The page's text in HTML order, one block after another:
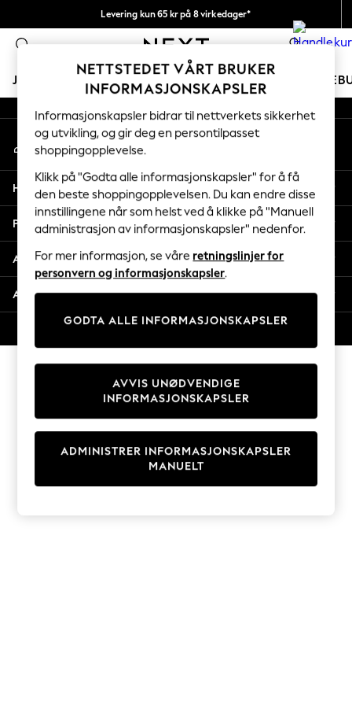
Levering kun 65 kr på 8 virkedager*
Vi betaler alle tollavgifter 0
JENTER GUTTER BABY KVINNER MENN
GIRLS
New In
50 - 92cm
98 - 110cm
116 - 134cm
140 - 174cm
Trending: Top & Short Sets
Trending: Clogs
Toy Story
THE SET
Coats & Jackets
Sweatshirts & Hoodies
Knitwear
Cardigans
Dresses
Sets & Outfits
T-Shirts
An error occurred on client
Våre sosiale nettverk
Min konto
Logg inn på kontoen din
Hjelp
Personvern & Juridisk
Avdelinger
Andre tjenester
NETTSTEDET VÅRT BRUKER
INFORMASJONSKAPSLER
Informasjonskapsler bidrar til nettverkets sikkerhet
og utvikling, og gir deg en persontilpasset
shoppingopplevelse.
Klikk på "Godta alle informasjonskapsler" for å få
den beste shoppingopplevelsen. Du kan endre disse
innstillingene når som helst ved å klikke på "Manuell
administrasjon av informasjonskapsler" nedenfor.
For mer informasjon, se våre retningslinjer for
personvern og informasjonskapsler.
GODTA ALLE INFORMASJONSKAPSLER
ADMINISTRER INFORMASJONSKAPSLER
MANUELT
AVVIS UNØDVENDIGE
INFORMASJONSKAPSLER